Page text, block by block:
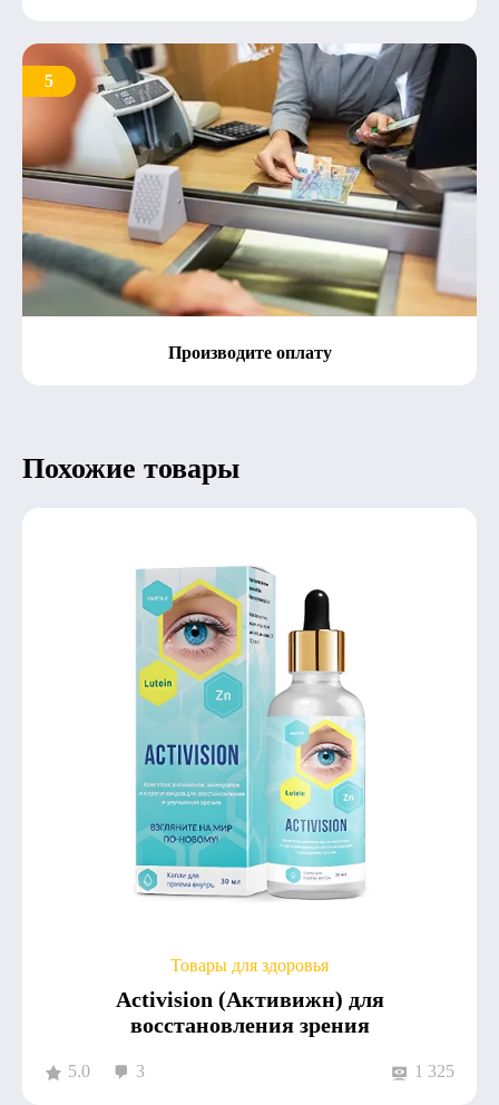
5
Производите оплату
Похожие товары
Товары для здоровья
Activision (Активижн) для
восстановления зрения
5.0 3 1 325